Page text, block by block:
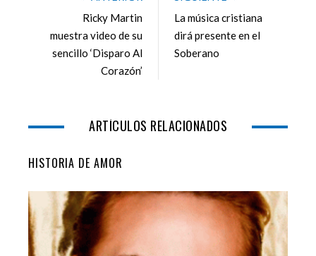
o
o
k
e
r
e
+
d
I
Ricky Martin
muestra video de su
sencillo ‘Disparo Al
Corazón’
La música cristiana
dirá presente en el
Soberano
ARTÍCULOS RELACIONADOS
HISTORIA DE AMOR